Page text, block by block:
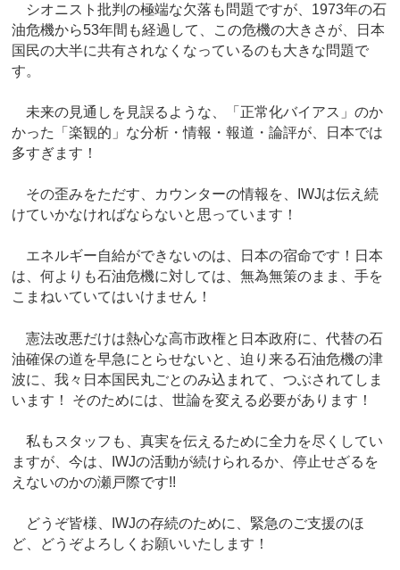
シオニスト批判の極端な欠落も問題ですが、1973年の石
油危機から53年間も経過して、この危機の大きさが、日本
国民の大半に共有されなくなっているのも大きな問題で
す。
未来の見通しを見誤るような、「正常化バイアス」のか
かった「楽観的」な分析・情報・報道・論評が、日本では
多すぎます！
その歪みをただす、カウンターの情報を、IWJは伝え続
けていかなければならないと思っています！
エネルギー自給ができないのは、日本の宿命です！日本
は、何よりも石油危機に対しては、無為無策のまま、手を
こまねいていてはいけません！
憲法改悪だけは熱心な高市政権と日本政府に、代替の石
油確保の道を早急にとらせないと、迫り来る石油危機の津
波に、我々日本国民丸ごとのみ込まれて、つぶされてしま
います！ そのためには、世論を変える必要があります！
私もスタッフも、真実を伝えるために全力を尽くしてい
ますが、今は、IWJの活動が続けられるか、停止せざるを
えないのかの瀬戸際です!!
どうぞ皆様、IWJの存続のために、緊急のご支援のほ
ど、どうぞよろしくお願いいたします！